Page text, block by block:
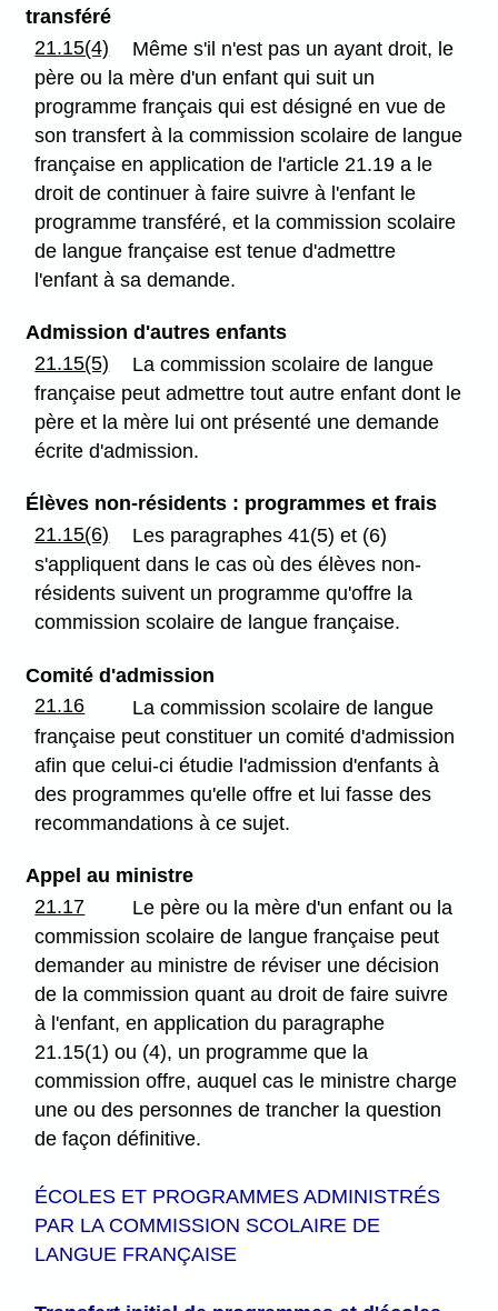
transféré
21.15(4)
Même s'il n'est pas un ayant droit, le
père ou la mère d'un enfant qui suit un
programme français qui est désigné en vue de
son transfert à la commission scolaire de langue
française en application de l'article 21.19 a le
droit de continuer à faire suivre à l'enfant le
programme transféré, et la commission scolaire
de langue française est tenue d'admettre
l'enfant à sa demande.
Admission d'autres enfants
21.15(5)
La commission scolaire de langue
française peut admettre tout autre enfant dont le
père et la mère lui ont présenté une demande
écrite d'admission.
Élèves non-résidents : programmes et frais
21.15(6)
Les paragraphes 41(5) et (6)
s'appliquent dans le cas où des élèves non-
résidents suivent un programme qu'offre la
commission scolaire de langue française.
Comité d'admission
21.16
La commission scolaire de langue
française peut constituer un comité d'admission
afin que celui-ci étudie l'admission d'enfants à
des programmes qu'elle offre et lui fasse des
recommandations à ce sujet.
Appel au ministre
21.17
Le père ou la mère d'un enfant ou la
commission scolaire de langue française peut
demander au ministre de réviser une décision
de la commission quant au droit de faire suivre
à l'enfant, en application du paragraphe
21.15(1) ou (4), un programme que la
commission offre, auquel cas le ministre charge
une ou des personnes de trancher la question
de façon définitive.
ÉCOLES ET PROGRAMMES ADMINISTRÉS
PAR LA COMMISSION SCOLAIRE DE
LANGUE FRANÇAISE